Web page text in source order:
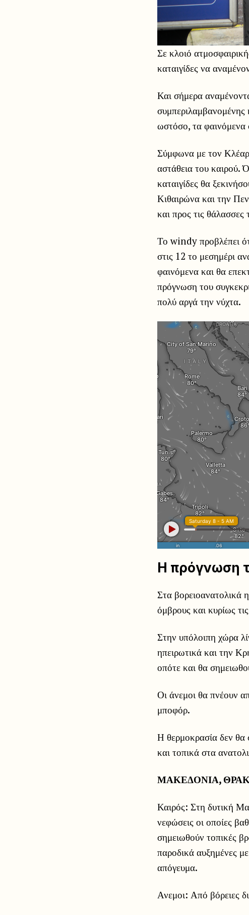
Σε κλοιό
καταιγίδες να
Και σήμερα
συμπεριλαμβανομένης
ωστόσο, τα φαινόμενα
Σύμφωνα με τον
αστάθεια του καιρού.
καταιγίδες θα
Κιθαιρώνα και την
και προς τις θάλασσες
Το windy προβλέπει
στις 12 το μεσημέρι
φαινόμενα και θα
πρόγνωση του
πολύ αργά την νύχτα.
Η πρόγνωση
Στα βορειοανατολικά
όμβρους και κυρίως
Στην υπόλοιπη χώρα
ηπειρωτικά και την
οπότε και θα
Οι άνεμοι θα πνέουν
μποφόρ.
Η θερμοκρασία δεν θα
και τοπικά στα
ΜΑΚΕΔΟΝΙΑ,
Καιρός: Στη δυτική
νεφώσεις οι οποίες
σημειωθούν τοπικές
παροδικά αυξημένες
απόγευμα.
Ανεμοι: Από βόρειες